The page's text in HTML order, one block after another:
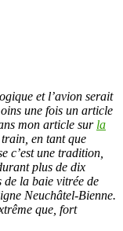
et l’avion serait
une fois un article
mon article sur la
train, en tant que
c’est une tradition,
plus de dix
de la baie vitrée de
Neuchâtel-Bienne.
que, fort